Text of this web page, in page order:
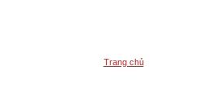
Trang chủ